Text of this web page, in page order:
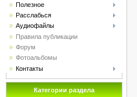
Полезное
Расслабься
Аудиофайлы
Правила публикации
Форум
Фотоальбомы
Контакты
Категории раздела